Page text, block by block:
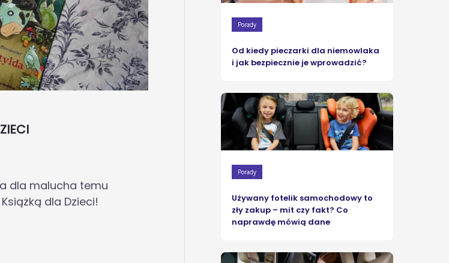
dla malucha temu
dla Dzieci!
Porady
Od kiedy pieczarki dla niemowlaka
i jak bezpiecznie je wprowadzić?
Porady
Używany fotelik samochodowy to
zły zakup – mit czy fakt? Co
naprawdę mówią dane